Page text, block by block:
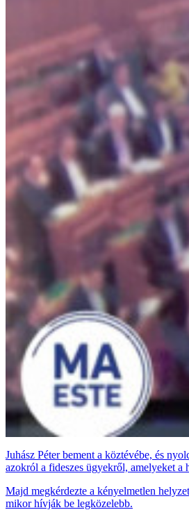
Juhász Péter bement a köztévébe, és
azokról a fideszes ügyekről, amelyeket a
Majd megkérdezte a kényelmetlen
mikor hívják be legközelebb.